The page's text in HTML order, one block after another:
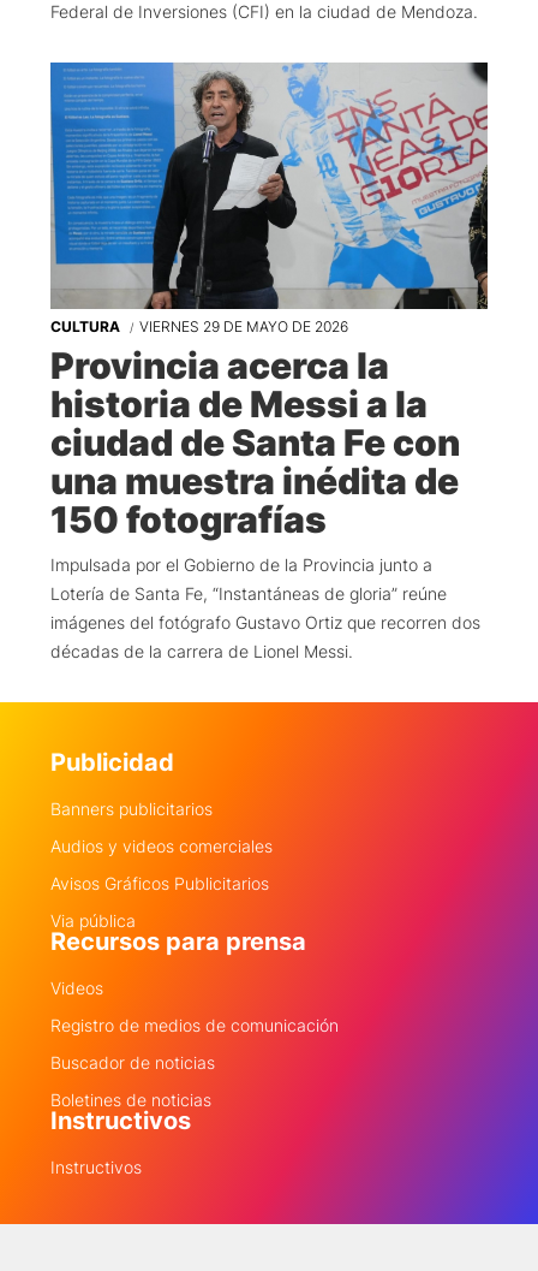
Federal de Inversiones (CFI) en la ciudad de Mendoza.
CULTURA VIERNES 29 DE MAYO DE 2026
Provincia acerca la
historia de Messi a la
ciudad de Santa Fe con
una muestra inédita de
150 fotografías
Impulsada por el Gobierno de la Provincia junto a
Lotería de Santa Fe, “Instantáneas de gloria” reúne
imágenes del fotógrafo Gustavo Ortiz que recorren dos
décadas de la carrera de Lionel Messi.
Publicidad
Banners publicitarios
Audios y videos comerciales
Avisos Gráficos Publicitarios
Via pública
Recursos para prensa
Videos
Registro de medios de comunicación
Buscador de noticias
Boletines de noticias
Instructivos
Instructivos